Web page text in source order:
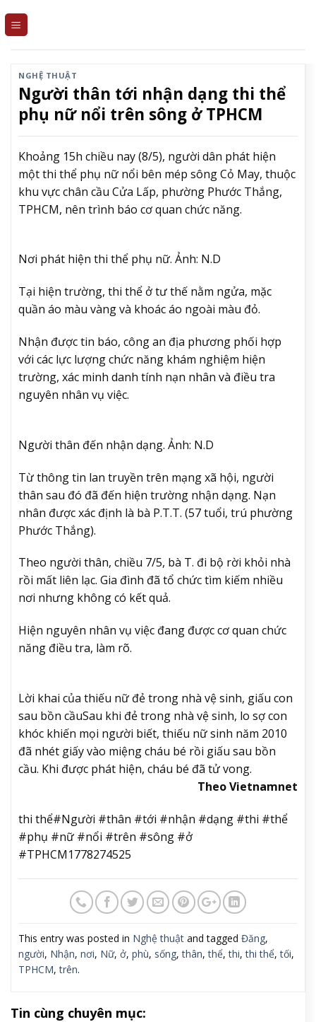
NGHỆ THUẬT
Người thân tới nhận dạng thi thể
phụ nữ nổi trên sông ở TPHCM
Khoảng 15h chiều nay (8/5), người dân phát hiện
một thi thể phụ nữ nổi bên mép sông Cỏ May, thuộc
khu vực chân cầu Cửa Lấp, phường Phước Thắng,
TPHCM, nên trình báo cơ quan chức năng.
Nơi phát hiện thi thể phụ nữ. Ảnh: N.D
Tại hiện trường, thi thể ở tư thế nằm ngửa, mặc
quần áo màu vàng và khoác áo ngoài màu đỏ.
Nhận được tin báo, công an địa phương phối hợp
với các lực lượng chức năng khám nghiệm hiện
trường, xác minh danh tính nạn nhân và điều tra
nguyên nhân vụ việc.
Người thân đến nhận dạng. Ảnh: N.D
Từ thông tin lan truyền trên mạng xã hội, người
thân sau đó đã đến hiện trường nhận dạng. Nạn
nhân được xác định là bà P.T.T. (57 tuổi, trú phường
Phước Thắng).
Theo người thân, chiều 7/5, bà T. đi bộ rời khỏi nhà
rồi mất liên lạc. Gia đình đã tổ chức tìm kiếm nhiều
nơi nhưng không có kết quả.
Hiện nguyên nhân vụ việc đang được cơ quan chức
năng điều tra, làm rõ.
Lời khai của thiếu nữ đẻ trong nhà vệ sinh, giấu con
sau bồn cầuSau khi đẻ trong nhà vệ sinh, lo sợ con
khóc khiến mọi người biết, thiếu nữ sinh năm 2010
đã nhét giấy vào miệng cháu bé rồi giấu sau bồn
cầu. Khi được phát hiện, cháu bé đã tử vong.
Theo Vietnamnet
thi thể#Người #thân #tới #nhận #dạng #thi #thể
#phụ #nữ #nổi #trên #sông #ở
#TPHCM1778274525
This entry was posted in Nghệ thuật and tagged Đăng,
người, Nhận, nơi, Nữ, ở, phù, sống,thân,thể,thi,thi thể,tối,
TPHCM,trên.
Tin cùng chuyên mục: